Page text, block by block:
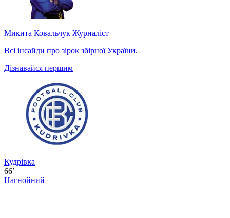
Микита Ковальчук Журналіст
Всі інсайди про зірок збірної України.
Дізнавайся першим
Кудрівка
66’
Нагнойний